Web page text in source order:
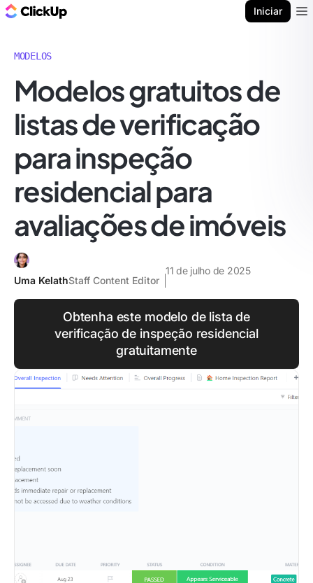
Iniciar
MODELOS
Modelos gratuitos de
listas de verificação
para inspeção
residencial para
avaliações de imóveis
Uma KelathStaff Content Editor
11 de julho de 2025
Obtenha este modelo de lista de
verificação de inspeção residencial
gratuitamente